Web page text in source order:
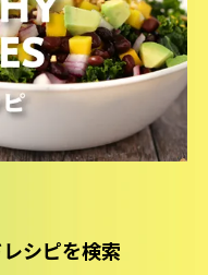
シピを検索